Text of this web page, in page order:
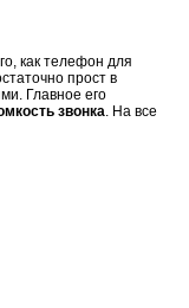
как телефон для
прост в
Главное его
звонка. На все